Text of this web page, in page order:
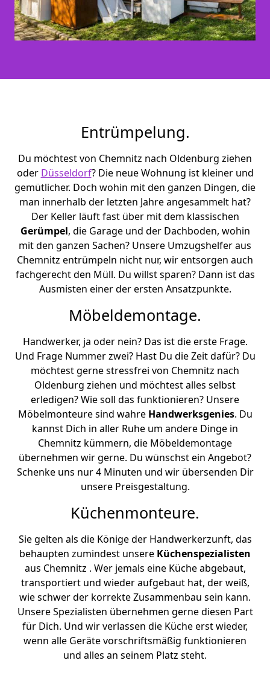
Entrümpelung.
Du möchtest von Chemnitz nach Oldenburg ziehen
oder Düsseldorf? Die neue Wohnung ist kleiner und
gemütlicher. Doch wohin mit den ganzen Dingen, die
man innerhalb der letzten Jahre angesammelt hat?
Der Keller läuft fast über mit dem klassischen
Gerümpel, die Garage und der Dachboden, wohin
mit den ganzen Sachen? Unsere Umzugshelfer aus
Chemnitz entrümpeln nicht nur, wir entsorgen auch
fachgerecht den Müll. Du willst sparen? Dann ist das
Ausmisten einer der ersten Ansatzpunkte.
Möbeldemontage.
Handwerker, ja oder nein? Das ist die erste Frage.
Und Frage Nummer zwei? Hast Du die Zeit dafür? Du
möchtest gerne stressfrei von Chemnitz nach
Oldenburg ziehen und möchtest alles selbst
erledigen? Wie soll das funktionieren? Unsere
Möbelmonteure sind wahre Handwerksgenies. Du
kannst Dich in aller Ruhe um andere Dinge in
Chemnitz kümmern, die Möbeldemontage
übernehmen wir gerne. Du wünschst ein Angebot?
Schenke uns nur 4 Minuten und wir übersenden Dir
unsere Preisgestaltung.
Küchenmonteure.
Sie gelten als die Könige der Handwerkerzunft, das
behaupten zumindest unsere Küchenspezialisten
aus Chemnitz . Wer jemals eine Küche abgebaut,
transportiert und wieder aufgebaut hat, der weiß,
wie schwer der korrekte Zusammenbau sein kann.
Unsere Spezialisten übernehmen gerne diesen Part
für Dich. Und wir verlassen die Küche erst wieder,
wenn alle Geräte vorschriftsmäßig funktionieren
und alles an seinem Platz steht.